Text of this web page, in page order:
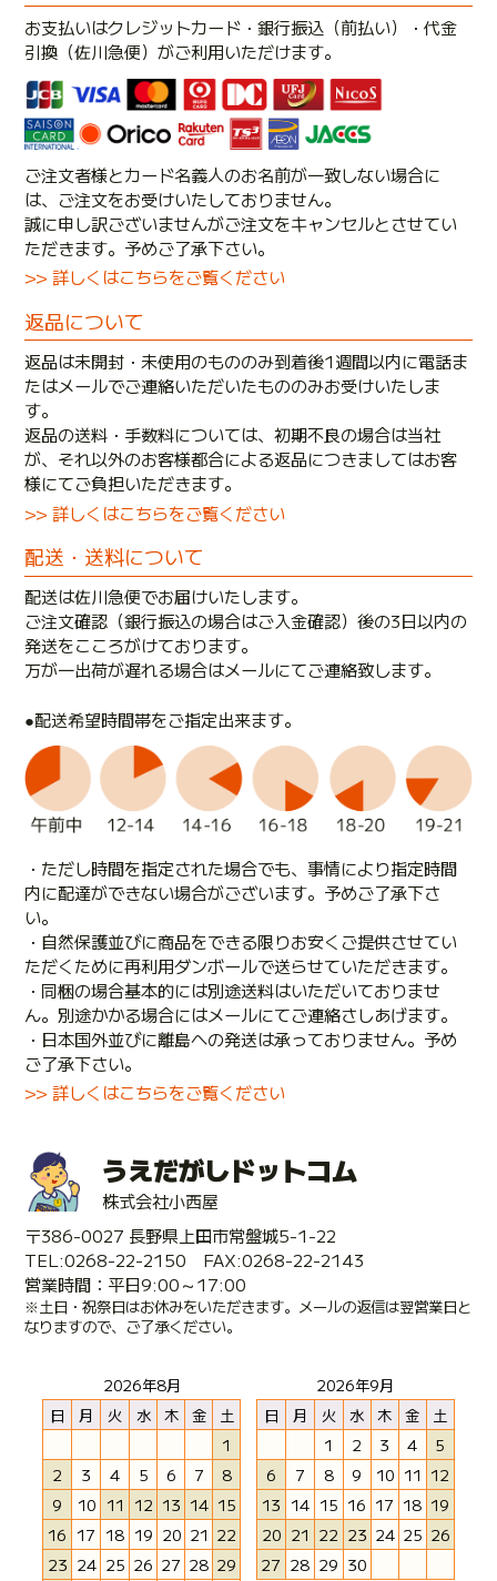
お支払いはクレジットカード・銀行振込（前払い）・代金
引換（佐川急便）がご利用いただけます。
ご注文者様とカード名義人のお名前が一致しない場合に
は、ご注文をお受けいたしておりません。
誠に申し訳ございませんがご注文をキャンセルとさせてい
ただきます。予めご了承下さい。
>> 詳しくはこちらをご覧ください
返品について
返品は未開封・未使用のもののみ到着後1週間以内に電話ま
たはメールでご連絡いただいたもののみお受けいたしま
す。
返品の送料・手数料については、初期不良の場合は当社
が、それ以外のお客様都合による返品につきましてはお客
様にてご負担いただきます。
>> 詳しくはこちらをご覧ください
配送・送料について
配送は佐川急便でお届けいたします。
ご注文確認（銀行振込の場合はご入金確認）後の3日以内の
発送をこころがけております。
万が一出荷が遅れる場合はメールにてご連絡致します。
●配送希望時間帯をご指定出来ます。
・ただし時間を指定された場合でも、事情により指定時間
内に配達ができない場合がございます。予めご了承下さ
い。
・自然保護並びに商品をできる限りお安くご提供させてい
ただくために再利用ダンボールで送らせていただきます。
・同梱の場合基本的には別途送料はいただいておりませ
ん。別途かかる場合にはメールにてご連絡さしあげます。
・日本国外並びに離島への発送は承っておりません。予め
ご了承下さい。
>> 詳しくはこちらをご覧ください
うえだがしドットコム
株式会社小西屋
〒386-0027 長野県上田市常盤城5-1-22
TEL:0268-22-2150 FAX:0268-22-2143
営業時間：平日9:00～17:00
※土日・祝祭日はお休みをいただきます。メールの返信は翌営業日と
なりますので、ご了承ください。
2026年8月
日
月 火 水 木 金
土
1
2
3 4 5 6 7
8
9
10 11 12 13 14 15
16 17 18 19 20 21 22
23 24 25 26 27 28 29
2026年9月
日
月 火 水 木 金
土
1
2 3 4
5
6
7 8 9 10 11 12
13 14 15 16 17 18 19
20 21 22 23 24 25 26
27 28 29 30